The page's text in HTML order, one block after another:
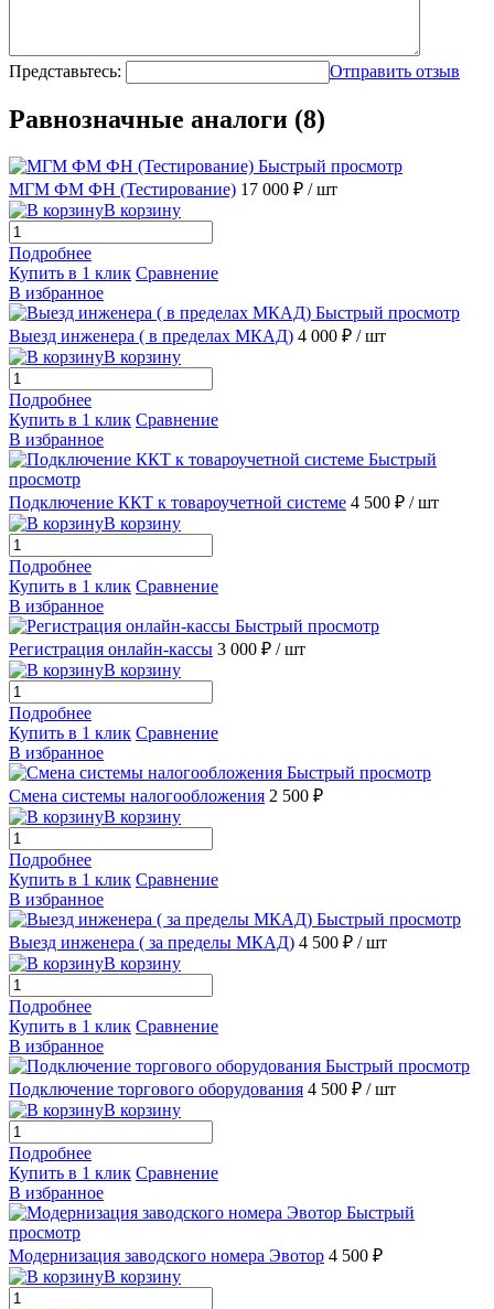
Представьтесь: Отправить отзыв
Равнозначные аналоги (8)
Быстрый просмотр
МГМ ФМ ФН (Тестирование) 17 000 ₽ / шт
В корзину
Подробнее
Купить в 1 клик Сравнение
В избранное
Быстрый просмотр
Выезд инженера ( в пределах МКАД) 4 000 ₽ / шт
В корзину
Подробнее
Купить в 1 клик Сравнение
В избранное
Быстрый
просмотр
Подключение ККТ к товароучетной системе 4 500 ₽ / шт
В корзину
Подробнее
Купить в 1 клик Сравнение
В избранное
Быстрый просмотр
Регистрация онлайн-кассы 3 000 ₽ / шт
В корзину
Подробнее
Купить в 1 клик Сравнение
В избранное
Быстрый просмотр
Смена системы налогообложения 2 500 ₽
В корзину
Подробнее
Купить в 1 клик Сравнение
В избранное
Быстрый просмотр
Выезд инженера ( за пределы МКАД) 4 500 ₽ / шт
В корзину
Подробнее
Купить в 1 клик Сравнение
В избранное
Быстрый просмотр
Подключение торгового оборудования 4 500 ₽ / шт
В корзину
Подробнее
Купить в 1 клик Сравнение
В избранное
Быстрый
просмотр
Модернизация заводского номера Эвотор 4 500 ₽
В корзину